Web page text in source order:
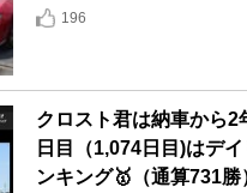
196
クロスト君は納車から2
日目（1,074日目)はデイ
ンキング🥇（通算731勝